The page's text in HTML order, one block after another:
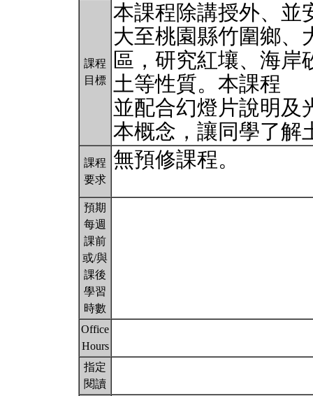
課程
目標
本課程除講授外、並
大至桃園縣竹圍鄉、
區，研究紅壤、海
土等性質。本課程
並配合幻燈片說明及
本概念，讓同學了
課程
要求
無預修課程。
預期
每週
課前
或/與
課後
學習
時數
Office
Hours
指定
閱讀